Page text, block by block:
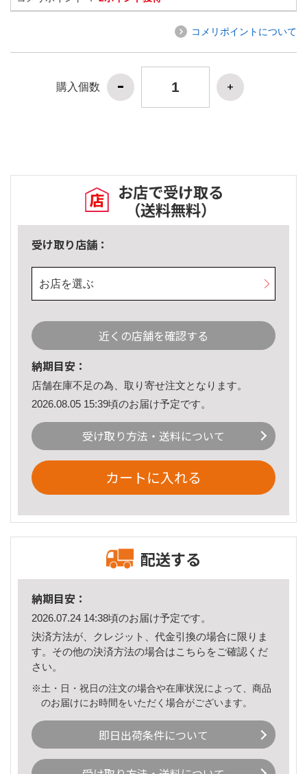
コメリポイントについて
購入個数
お店で受け取る
（送料無料）
受け取り店舗：
お店を選ぶ
近くの店舗を確認する
納期目安：
店舗在庫不足の為、取り寄せ注文となります。
2026.08.05 15:39頃のお届け予定です。
受け取り方法・送料について
カートに入れる
配送する
納期目安：
2026.07.24 14:38頃のお届け予定です。
決済方法が、クレジット、代金引換の場合に限りま
す。その他の決済方法の場合はこちら をご確認くだ
さい。
※土・日・祝日の注文の場合や在庫状況によって、商品
のお届けにお時間をいただく場合がございます。
即日出荷条件について